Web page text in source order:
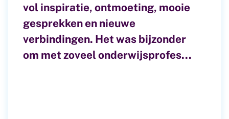
vol inspiratie, ontmoeting, mooie
gesprekken en nieuwe
verbindingen. Het was bijzonder
om met zoveel onderwijsprofes...
brengen. Leerkrachten die
samen bouwen aan een cultuur
van groei. Ouders die betrokken
zijn en bijdragen aan
lerarenopleiders kiezen ervoor
om zich te registreren in het
Beroepsregister
Lerarenopleiders (BRLO). Deze